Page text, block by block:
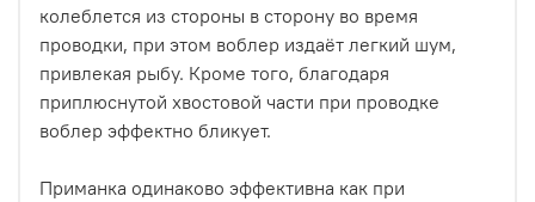
колеблется из стороны в сторону во время
проводки, при этом воблер издаёт легкий шум,
привлекая рыбу. Кроме того, благодаря
приплюснутой хвостовой части при проводке
воблер эффектно бликует.
Приманка одинаково эффективна как при